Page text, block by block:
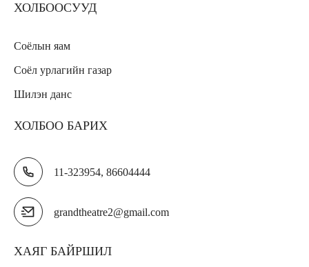
ХОЛБООСУУД
Соёлын яам
Соёл урлагийн газар
Шилэн данс
ХОЛБОО БАРИХ
11-323954, 86604444
grandtheatre2@gmail.com
ХАЯГ БАЙРШИЛ